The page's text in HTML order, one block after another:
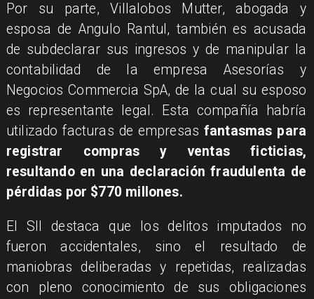
Por su parte, Villalobos Mutter, abogada y
esposa de Angulo Rantul, también es acusada
de subdeclarar sus ingresos y de manipular la
contabilidad de la empresa Asesorías y
Negocios Commercia SpA, de la cual su esposo
es representante legal. Esta compañía habría
utilizado facturas de empresas fantasmas para
registrar compras y ventas ficticias,
resultando en una declaración fraudulenta de
pérdidas por $770 millones.
El SII destaca que los delitos imputados no
fueron accidentales, sino el resultado de
maniobras deliberadas y repetidas, realizadas
con pleno conocimiento de sus obligaciones